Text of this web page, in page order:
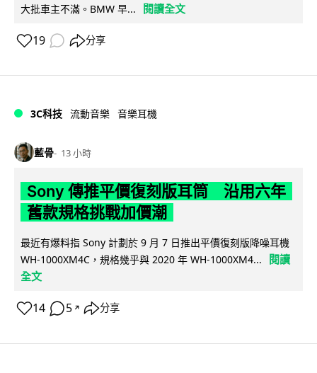
大批車主不滿。BMW 早...
閱讀全文
19 分享
3C科技 流動音樂 音樂耳機
藍骨 13 小時
Sony 傳推平價復刻版耳筒 沿用六年
舊款規格挑戰加價潮
最近有爆料指 Sony 計劃於 9 月 7 日推出平價復刻版降噪耳機
WH-1000XM4C，規格幾乎與 2020 年 WH-1000XM4...
閱讀
全文
14 5 ↗ 分享